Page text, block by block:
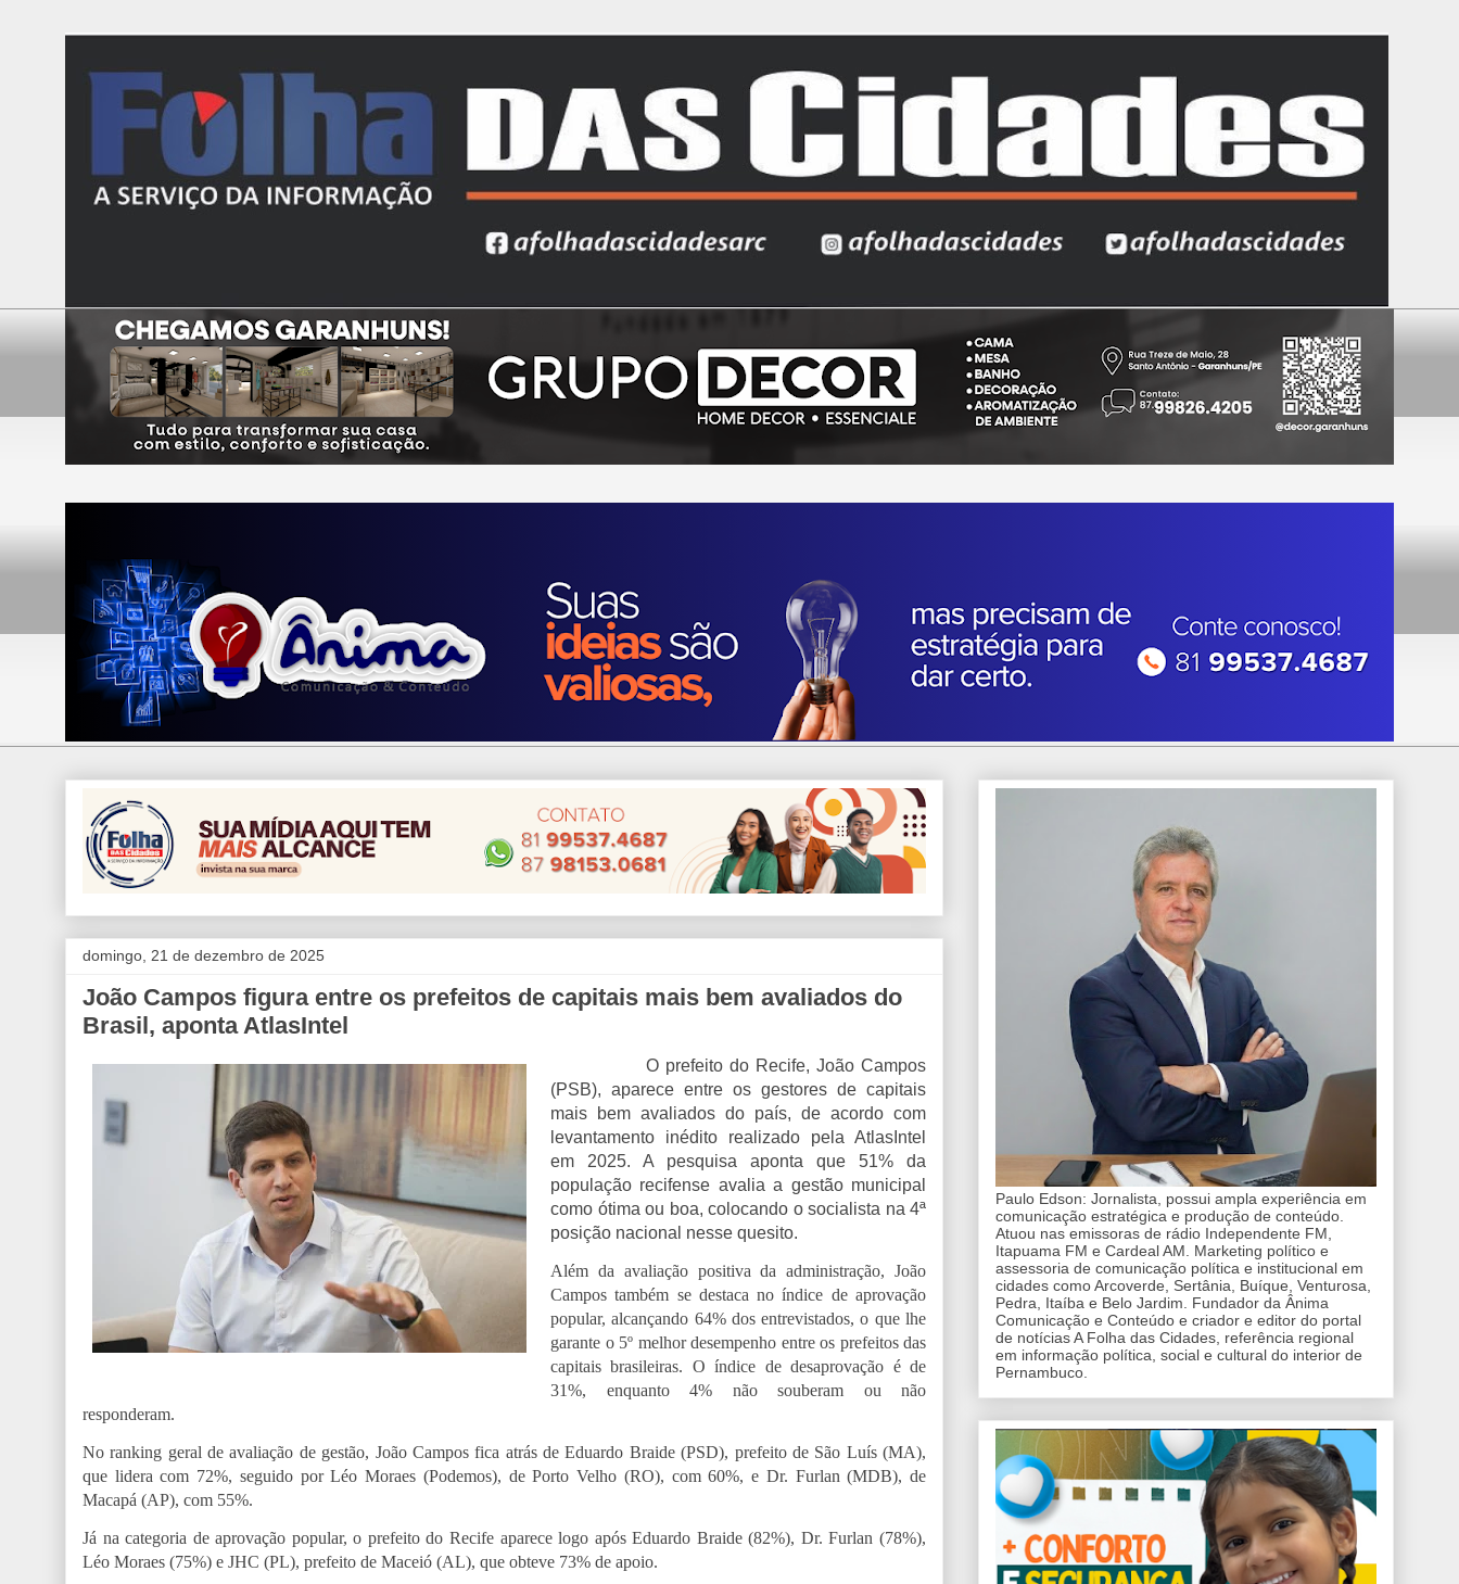
domingo, 21 de dezembro de 2025
João Campos figura entre os prefeitos de capitais mais bem avaliados do
Brasil, aponta AtlasIntel
O prefeito do Recife, João Campos
(PSB), aparece entre os gestores de capitais
mais bem avaliados do país, de acordo com
levantamento inédito realizado pela AtlasIntel
em 2025. A pesquisa aponta que 51% da
população recifense avalia a gestão municipal
como ótima ou boa, colocando o socialista na 4ª
posição nacional nesse quesito.
Além da avaliação positiva da administração, João
Campos também se destaca no índice de aprovação
popular, alcançando 64% dos entrevistados, o que lhe
garante o 5º melhor desempenho entre os prefeitos das
capitais brasileiras. O índice de desaprovação é de
31%, enquanto 4% não souberam ou não
responderam.
No ranking geral de avaliação de gestão, João Campos fica atrás de Eduardo Braide (PSD), prefeito de São Luís (MA),
que lidera com 72%, seguido por Léo Moraes (Podemos), de Porto Velho (RO), com 60%, e Dr. Furlan (MDB), de
Macapá (AP), com 55%.
Já na categoria de aprovação popular, o prefeito do Recife aparece logo após Eduardo Braide (82%), Dr. Furlan (78%),
Léo Moraes (75%) e JHC (PL), prefeito de Maceió (AL), que obteve 73% de apoio.
Paulo Edson: Jornalista, possui ampla experiência em
comunicação estratégica e produção de conteúdo.
Atuou nas emissoras de rádio Independente FM,
Itapuama FM e Cardeal AM. Marketing político e
assessoria de comunicação política e institucional em
cidades como Arcoverde, Sertânia, Buíque, Venturosa,
Pedra, Itaíba e Belo Jardim. Fundador da Ânima
Comunicação e Conteúdo e criador e editor do portal
de notícias A Folha das Cidades, referência regional
em informação política, social e cultural do interior de
Pernambuco.